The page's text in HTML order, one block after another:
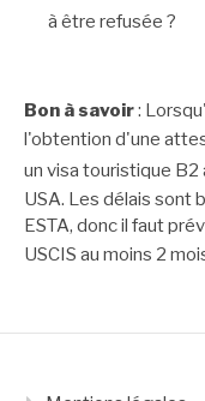
à être refusée ?
Bon à savoir:
l'obtention d'une
un visa touristique B2
USA. Les délais sont
ESTA, donc il faut
USCIS au moins 2